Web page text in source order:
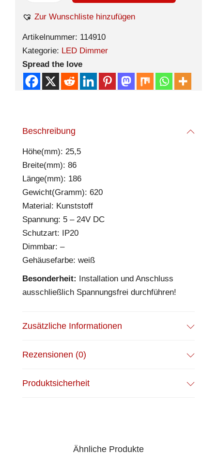
Zur Wunschliste hinzufügen
Artikelnummer: 114910
Kategorie: LED Dimmer
Spread the love
Beschreibung
Höhe(mm): 25,5
Breite(mm): 86
Länge(mm): 186
Gewicht(Gramm): 620
Material: Kunststoff
Spannung: 5 – 24V DC
Schutzart: IP20
Dimmbar: –
Gehäusefarbe: weiß
Besonderheit: Installation und Anschluss
ausschließlich Spannungsfrei durchführen!
Zusätzliche Informationen
Rezensionen (0)
Produktsicherheit
Ähnliche Produkte